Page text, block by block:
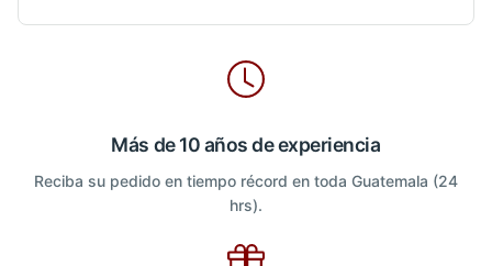
Más de 10 años de experiencia
Reciba su pedido en tiempo récord en toda Guatemala (24
hrs).